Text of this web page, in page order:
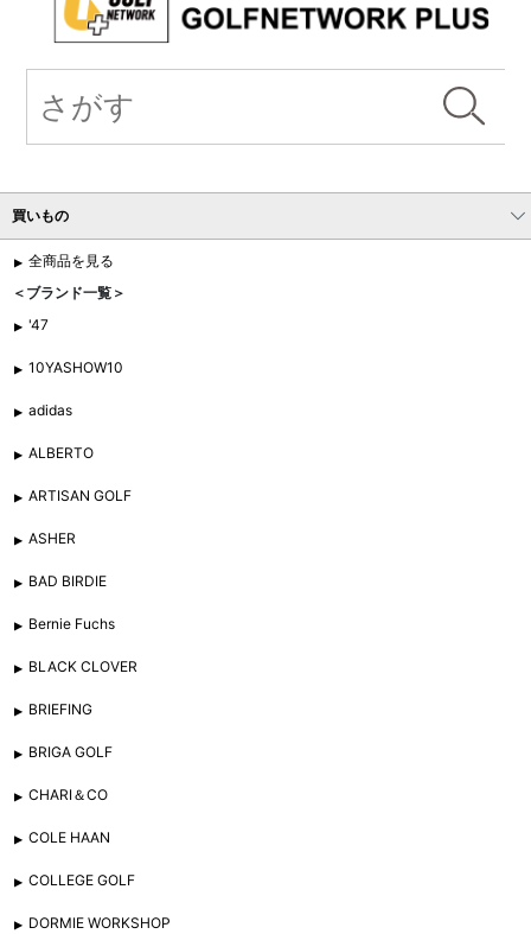
買いもの
全商品を見る
＜ブランド一覧＞
'47
10YASHOW10
adidas
ALBERTO
ARTISAN GOLF
ASHER
BAD BIRDIE
Bernie Fuchs
BLACK CLOVER
BRIEFING
BRIGA GOLF
CHARI＆CO
COLE HAAN
COLLEGE GOLF
DORMIE WORKSHOP